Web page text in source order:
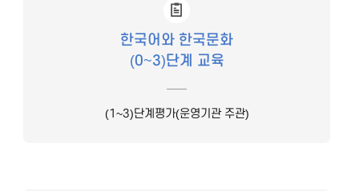
한국어와 한국문화
(0~3)단계 교육
(1~3)단계평가(운영기관 주관)